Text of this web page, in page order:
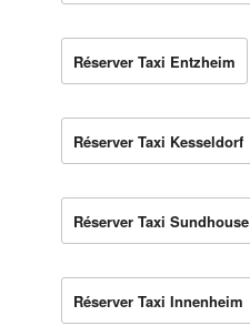
Réserver Taxi Entzheim
Réserver Taxi Kesseldorf
Réserver Taxi Sundhouse
Réserver Taxi Innenheim